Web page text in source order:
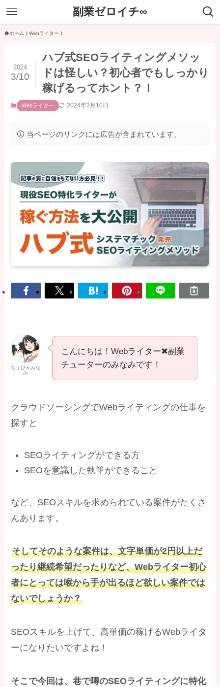
副業ゼロイチ∞
ホーム Webライター
ハブ式SEOライティングメソッ
ドは怪しい？初心者でもしっかり
稼げるってホント？！
2024
3/10
Webライター 2024年3月10日
当ページのリンクには広告が含まれています。
ちょぴ＆みな
み
こんにちは！Webライター✖副業
チューターのみなみです！
クラウドソーシングでWebライティングの仕事を
探すと
SEOライティングができる方
SEOを意識した執筆ができること
など、SEOスキルを求められている案件がたくさ
んあります。
そしてそのような案件は、文字単価が2円以上だ
ったり継続希望だったりなど、Webライター初心
者にとっては喉から手が出るほど欲しい案件では
ないでしょうか？
SEOスキルを上げて、高単価の稼げるWebライタ
ーになりたいですよね！
そこで今回は、巷で噂のSEOライティングに特化